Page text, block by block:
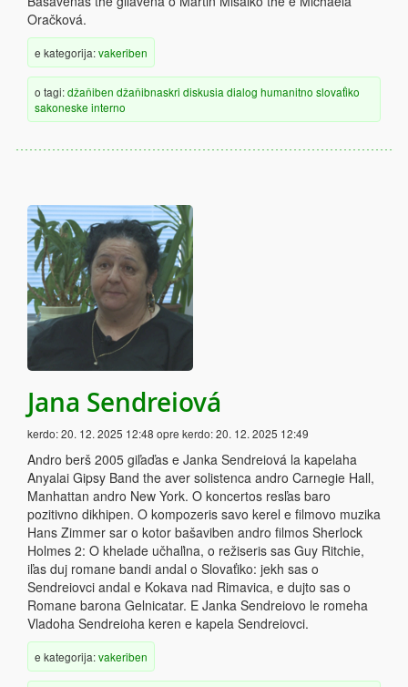
Oračková.
e kategorija:vakeriben
o tagi:džaňiben džaňibnaskri diskusia dialog humanitno slovaťiko
sakoneske interno
Jana Sendreiová
kerdo:20. 12. 2025 12:48 opre kerdo:20. 12. 2025 12:49
Andro berš 2005 giľaďas e Janka Sendreiová la kapelaha
Anyalai Gipsy Band the aver solistenca andro Carnegie Hall,
Manhattan andro New York. O koncertos resľas baro
pozitivno dikhipen. O kompozeris savo kerel e filmovo muzika
Hans Zimmer sar o kotor bašaviben andro filmos Sherlock
Holmes 2: O khelade učhaľina, o režiseris sas Guy Ritchie,
iľas duj romane bandi andal o Slovaťiko: jekh sas o
Sendreiovci andal e Kokava nad Rimavica, e dujto sas o
Romane barona Gelnicatar. E Janka Sendreiovo le romeha
Vladoha Sendreioha keren e kapela Sendreiovci.
e kategorija:vakeriben